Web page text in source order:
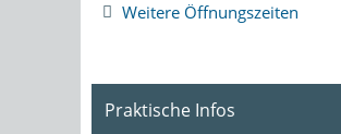
Weitere Öffnungszeiten
Praktische Infos